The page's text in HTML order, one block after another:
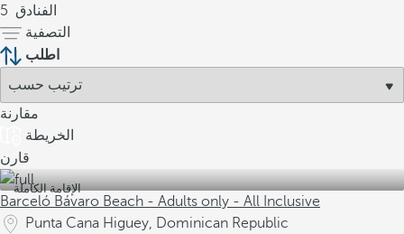
5 الفنادق
التصفية
اطلب
مقارنة
الخريطة
قارن
الإقامة الكاملة
Barceló Bávaro Beach - Adults only - All Inclusive
Punta Cana Higuey, Dominican Republic